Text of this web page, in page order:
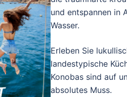
und entspannen in
Wasser.
Erleben Sie
landestypische
Konobas sind auf
absolutes Muss.